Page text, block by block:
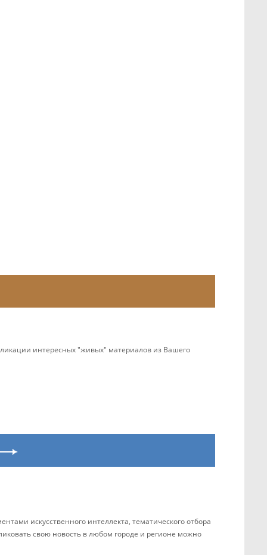
интересных "живых" материалов из Вашего
искусственного интеллекта, тематического отбора
свою новость в любом городе и регионе можно